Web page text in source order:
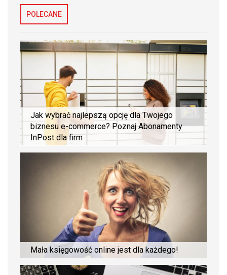
POLECANE
Jak wybrać najlepszą opcję dla Twojego
biznesu e-commerce? Poznaj Abonamenty
InPost dla firm
Mała księgowość online jest dla każdego!